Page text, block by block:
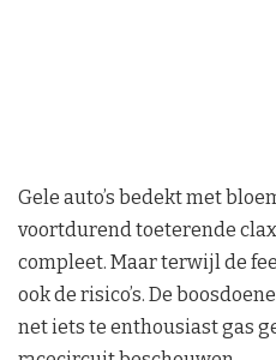
Gele auto’s bedekt met
voortdurend toeterende
compleet. Maar terwijl de
ook de risico’s. De
net iets te enthousiast gas